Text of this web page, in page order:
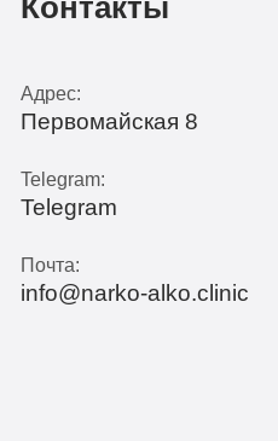
Контакты
Адрес:
Первомайская 8
Telegram:
Telegram
Почта:
info@narko-alko.clinic